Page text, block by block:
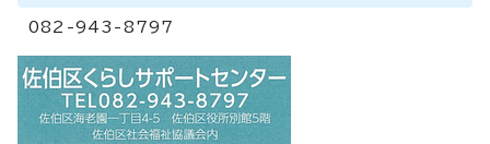
082-943-8797